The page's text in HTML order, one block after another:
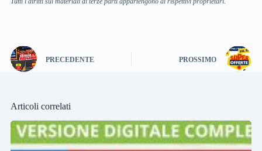
PRECEDENTE PROSSIMO
Articoli correlati